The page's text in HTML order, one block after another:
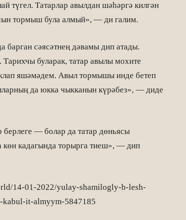
түгел. Татарлар авылдан шәһәргә килгән
тормыш була алмый», — ди галим.
сәясәтнең дәвамы дип атады.
Тарихчы буларак, татар авылы мохите
яшәмәдем. Авыл тормышы инде бетеп
да юкка чыкканын күрәбез», — диде
берлеге — болар да татар дөньясы
көн кадагында торырга тиеш», — дип
14-01-2022/yulay-shamilogly-b-lesh-
it-almyym-5847185